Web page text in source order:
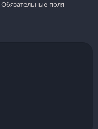
Обязательные поля